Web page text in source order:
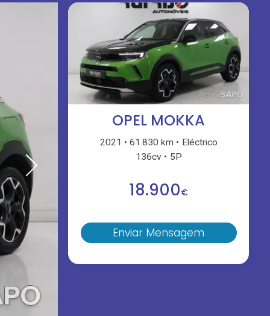
OPEL MOKKA
2021 61.830 km
Eléctrico
136cv
5P
18.900€
Enviar Mensagem